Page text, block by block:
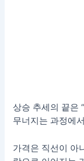
상승 추세의 끝은
무너지는 과정에
가격은 직선이